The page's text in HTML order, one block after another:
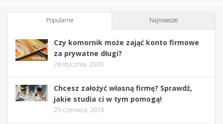
Popularne Najnowsze
Czy komornik może zająć konto firmowe
za prywatne długi?
28 stycznia, 2020
Chcesz założyć własną firmę? Sprawdź,
jakie studia ci w tym pomogą!
25 czerwca, 2018